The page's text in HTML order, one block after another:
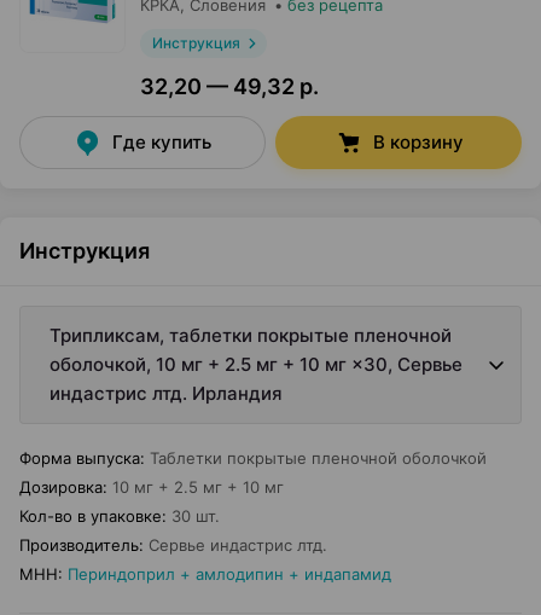
КРКА , Словения • без рецепта
Инструкция
32,20 — 49,32 р.
Где купить В корзину
Инструкция
Трипликсам, таблетки покрытые пленочной
оболочкой, 10 мг + 2.5 мг + 10 мг ×30, Сервье
индастрис лтд. Ирландия
Форма выпуска: Таблетки покрытые пленочной оболочкой
Дозировка: 10 мг + 2.5 мг + 10 мг
Кол-во в упаковке: 30 шт.
Производитель: Сервье индастрис лтд.
МНН: Периндоприл + амлодипин + индапамид